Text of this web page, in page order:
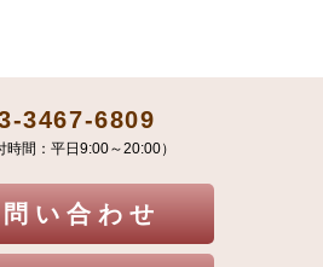
3467-6809
時間：平日9:00～20:00）
い合わせ